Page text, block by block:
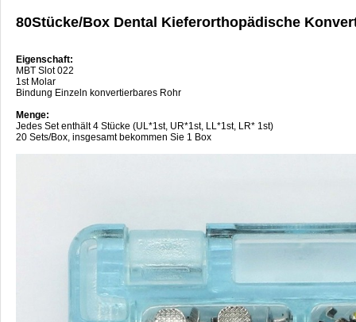
80Stücke/Box Dental Kieferorthopädische
Eigenschaft:
MBT Slot 022
1st Molar
Bindung Einzeln konvertierbares Rohr
Menge:
Jedes Set enthält 4 Stücke (UL*1st, UR*1st, LL*1st, LR* 1st)
20 Sets/Box, insgesamt bekommen Sie 1 Box